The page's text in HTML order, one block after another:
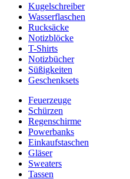
Kugelschreiber
Wasserflaschen
Rucksäcke
Notizblöcke
T-Shirts
Notizbücher
Süßigkeiten
Geschenksets
Feuerzeuge
Schürzen
Regenschirme
Powerbanks
Einkaufstaschen
Gläser
Sweaters
Tassen